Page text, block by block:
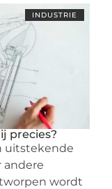
INDUSTRIE
precies?
uitstekende
andere
wordt